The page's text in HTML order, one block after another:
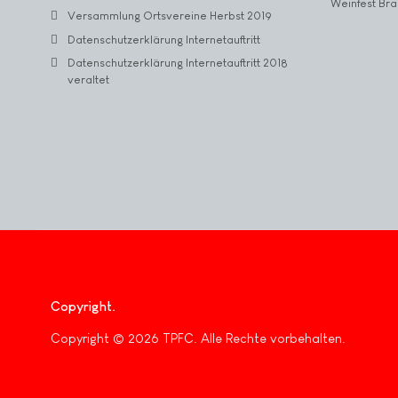
Versammlung Ortsvereine Herbst 2019
Datenschutzerklärung Internetauftritt
Datenschutzerklärung Internetauftritt 2018
veraltet
Weinfest
Copyright
Copyright © 2026 TPFC. Alle Rechte vorbehalten.